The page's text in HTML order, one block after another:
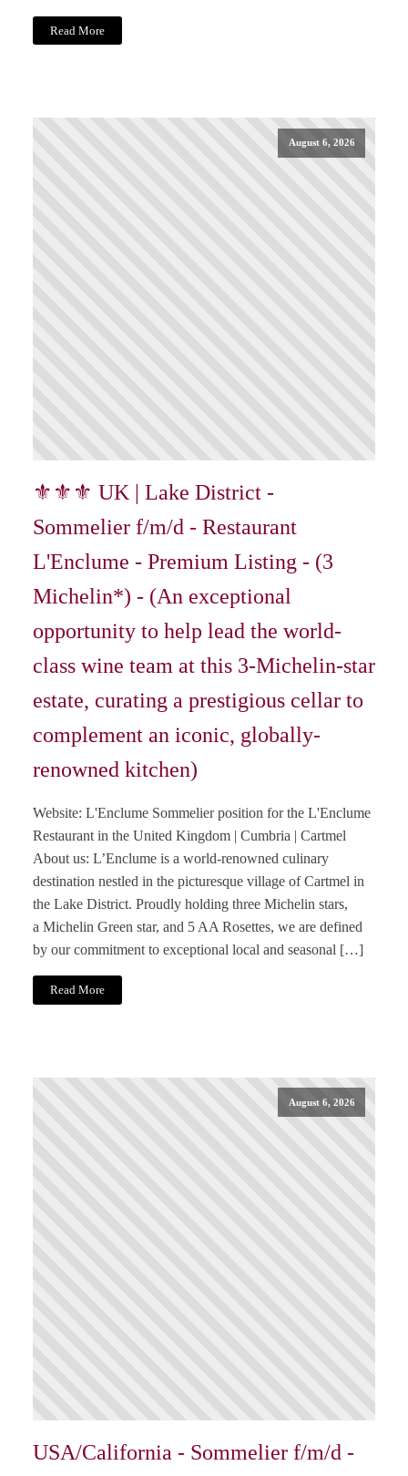
Read More
August 6, 2026
⚜⚜⚜ UK | Lake District -
Sommelier f/m/d - Restaurant
L'Enclume - Premium Listing - (3
Michelin*) - (An exceptional
opportunity to help lead the world-
class wine team at this 3-Michelin-star
estate, curating a prestigious cellar to
complement an iconic, globally-
renowned kitchen)
Website: L'Enclume Sommelier position for the L'Enclume
Restaurant in the United Kingdom | Cumbria | Cartmel
About us: L’Enclume is a world-renowned culinary
destination nestled in the picturesque village of Cartmel in
the Lake District. Proudly holding three Michelin stars,
a Michelin Green star, and 5 AA Rosettes, we are defined
by our commitment to exceptional local and seasonal […]
Read More
August 6, 2026
USA/California - Sommelier f/m/d -